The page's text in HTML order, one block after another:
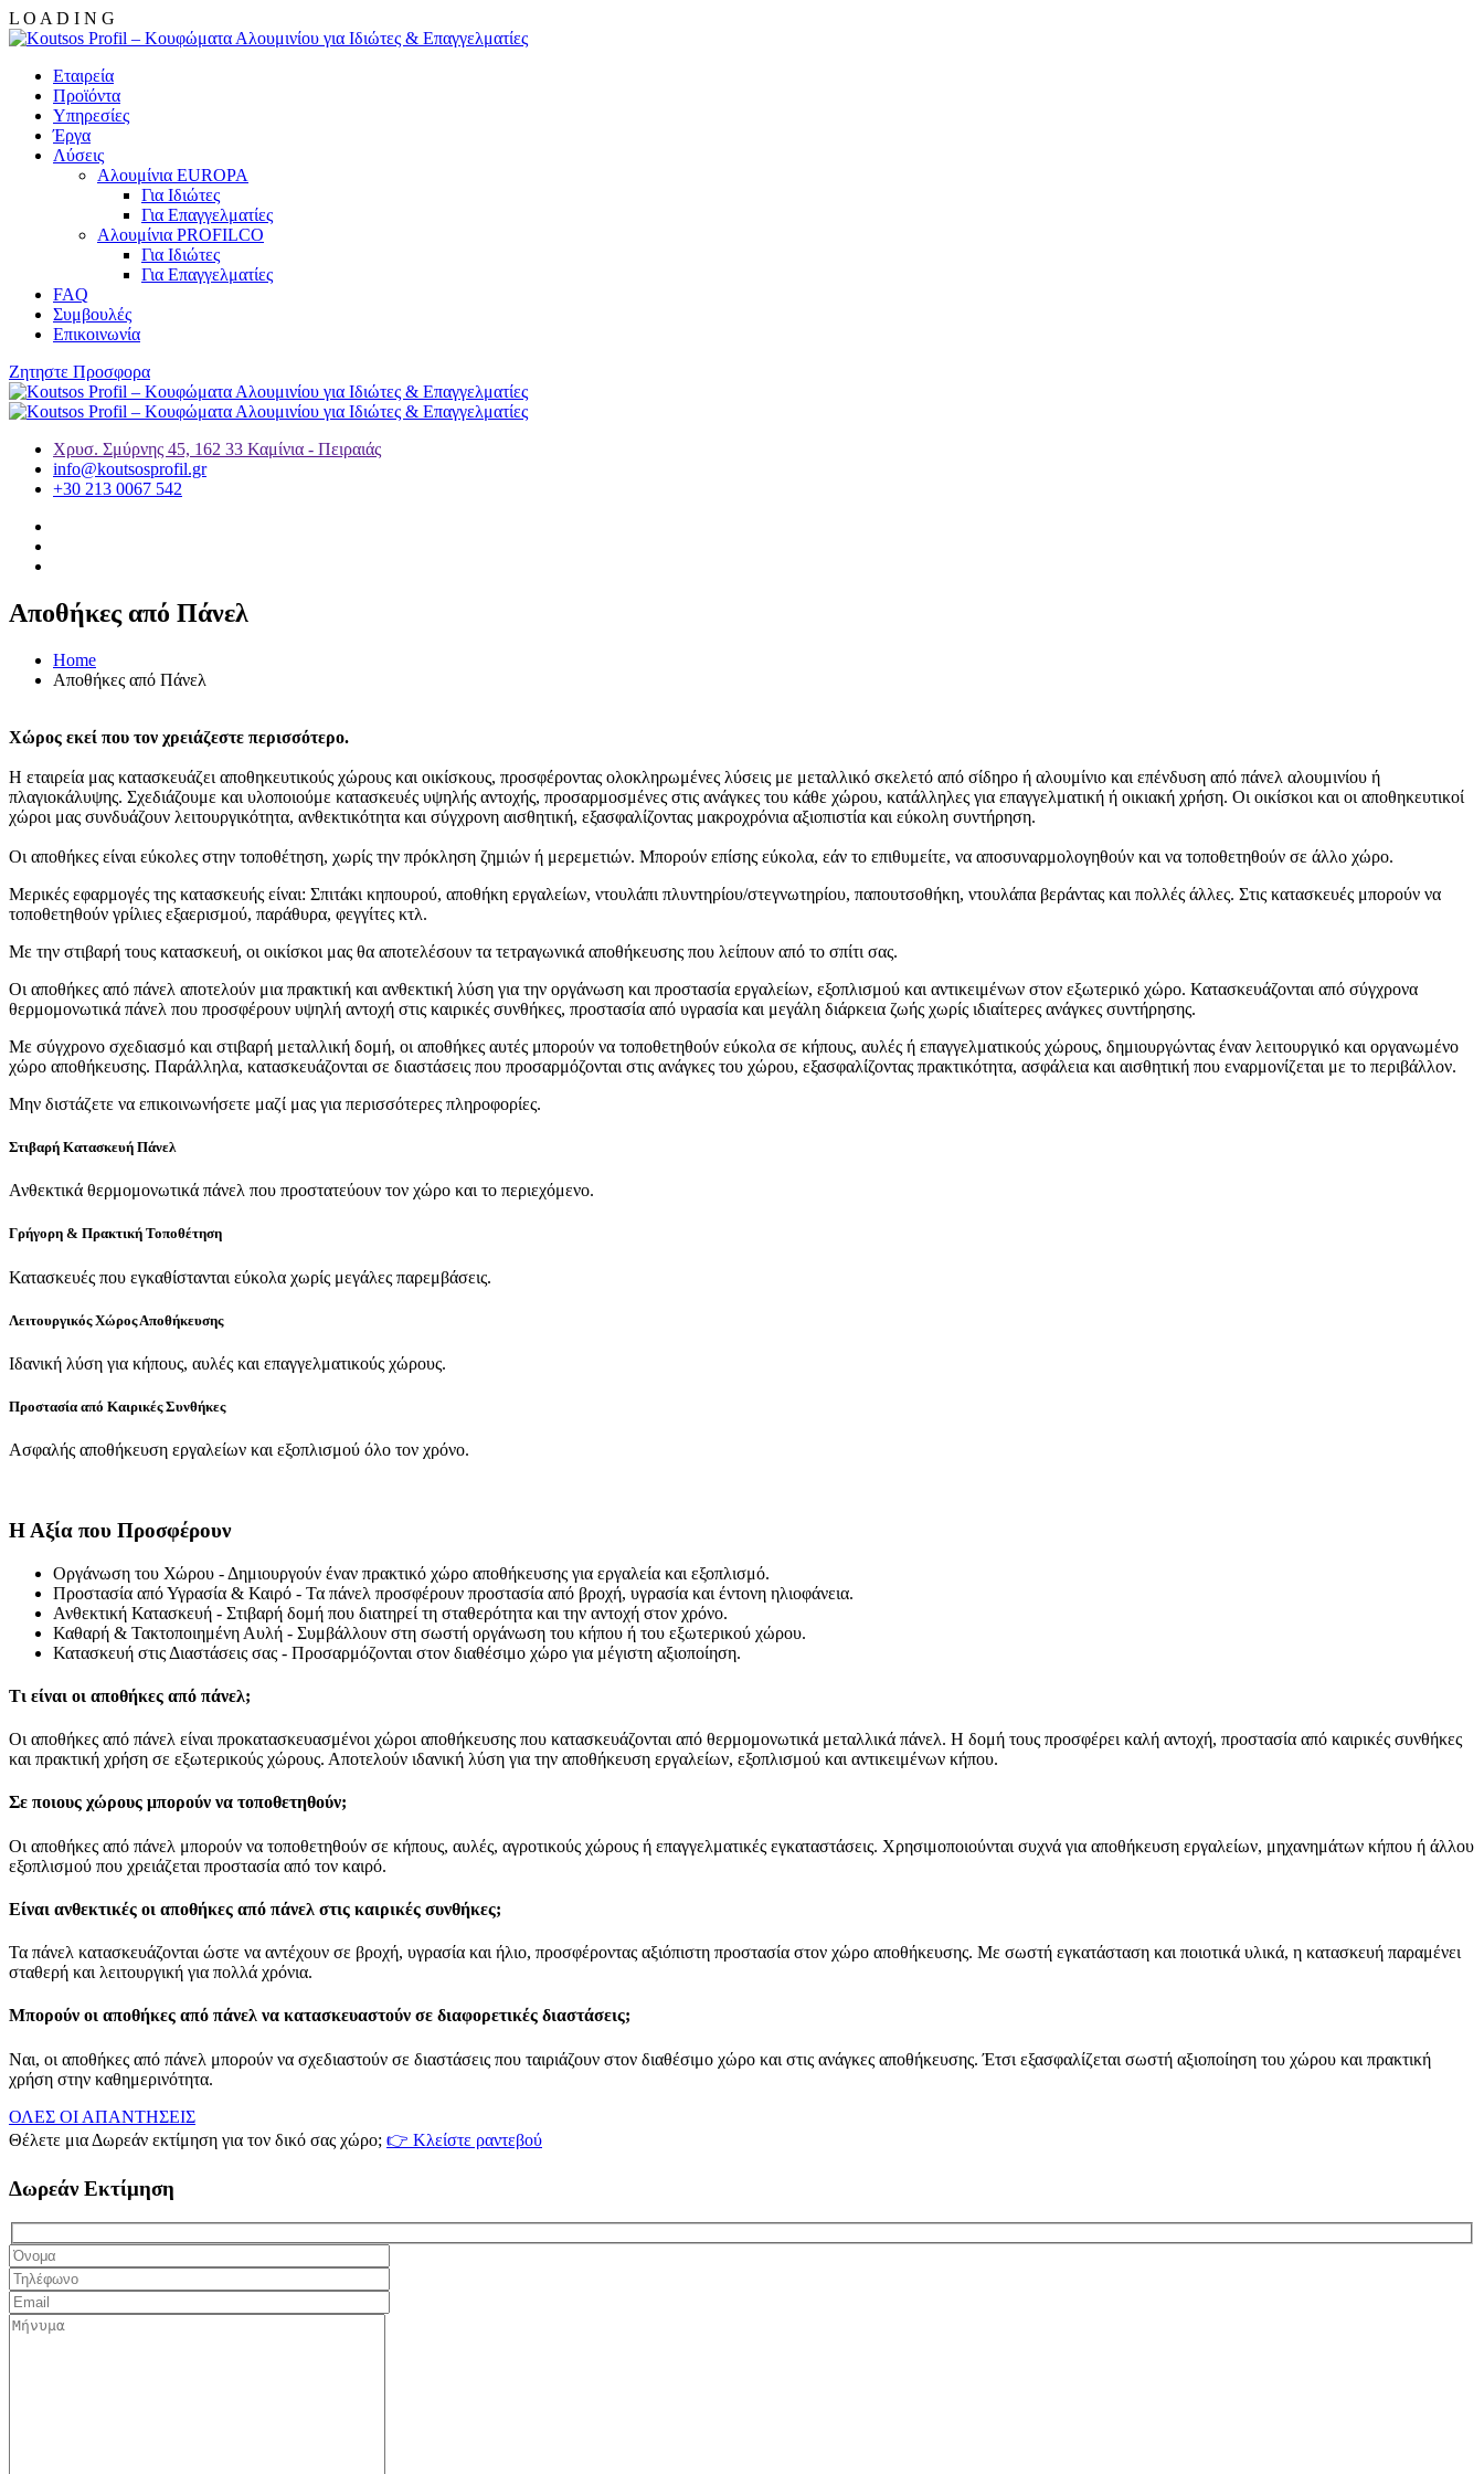
L O A D I N G
Εταιρεία
Προϊόντα
Υπηρεσίες
Έργα
Λύσεις
Αλουμίνια EUROPA
Για Ιδιώτες
Για Επαγγελματίες
Αλουμίνια PROFILCO
Για Ιδιώτες
Για Επαγγελματίες
FAQ
Συμβουλές
Επικοινωνία
Ζητηστε Προσφορα
Χρυσ. Σμύρνης 45, 162 33 Καμίνια - Πειραιάς
info@koutsosprofil.gr
+30 213 0067 542
Αποθήκες από Πάνελ
Home
Αποθήκες από Πάνελ
Χώρος εκεί που τον χρειάζεστε περισσότερο.
Η εταιρεία μας κατασκευάζει αποθηκευτικούς χώρους και οικίσκους, προσφέροντας ολοκληρωμένες λύσεις με μεταλλικό σκελετό από σίδηρο ή αλουμίνιο και επένδυση από πάνελ αλουμινίου ή
πλαγιοκάλυψης. Σχεδιάζουμε και υλοποιούμε κατασκευές υψηλής αντοχής, προσαρμοσμένες στις ανάγκες του κάθε χώρου, κατάλληλες για επαγγελματική ή οικιακή χρήση. Οι οικίσκοι και οι αποθηκευτικοί
χώροι μας συνδυάζουν λειτουργικότητα, ανθεκτικότητα και σύγχρονη αισθητική, εξασφαλίζοντας μακροχρόνια αξιοπιστία και εύκολη συντήρηση.
Οι αποθήκες είναι εύκολες στην τοποθέτηση, χωρίς την πρόκληση ζημιών ή μερεμετιών. Μπορούν επίσης εύκολα, εάν το επιθυμείτε, να αποσυναρμολογηθούν και να τοποθετηθούν σε άλλο χώρο.
Μερικές εφαρμογές της κατασκευής είναι: Σπιτάκι κηπουρού, αποθήκη εργαλείων, ντουλάπι πλυντηρίου/στεγνωτηρίου, παπουτσοθήκη, ντουλάπα βεράντας και πολλές άλλες. Στις κατασκευές μπορούν να
τοποθετηθούν γρίλιες εξαερισμού, παράθυρα, φεγγίτες κτλ.
Με την στιβαρή τους κατασκευή, οι οικίσκοι μας θα αποτελέσουν τα τετραγωνικά αποθήκευσης που λείπουν από το σπίτι σας.
Οι αποθήκες από πάνελ αποτελούν μια πρακτική και ανθεκτική λύση για την οργάνωση και προστασία εργαλείων, εξοπλισμού και αντικειμένων στον εξωτερικό χώρο. Κατασκευάζονται από σύγχρονα
θερμομονωτικά πάνελ που προσφέρουν υψηλή αντοχή στις καιρικές συνθήκες, προστασία από υγρασία και μεγάλη διάρκεια ζωής χωρίς ιδιαίτερες ανάγκες συντήρησης.
Με σύγχρονο σχεδιασμό και στιβαρή μεταλλική δομή, οι αποθήκες αυτές μπορούν να τοποθετηθούν εύκολα σε κήπους, αυλές ή επαγγελματικούς χώρους, δημιουργώντας έναν λειτουργικό και οργανωμένο
χώρο αποθήκευσης. Παράλληλα, κατασκευάζονται σε διαστάσεις που προσαρμόζονται στις ανάγκες του χώρου, εξασφαλίζοντας πρακτικότητα, ασφάλεια και αισθητική που εναρμονίζεται με το περιβάλλον.
Μην διστάζετε να επικοινωνήσετε μαζί μας για περισσότερες πληροφορίες.
Στιβαρή Κατασκευή Πάνελ
Ανθεκτικά θερμομονωτικά πάνελ που προστατεύουν τον χώρο και το περιεχόμενο.
Γρήγορη & Πρακτική Τοποθέτηση
Κατασκευές που εγκαθίστανται εύκολα χωρίς μεγάλες παρεμβάσεις.
Λειτουργικός Χώρος Αποθήκευσης
Ιδανική λύση για κήπους, αυλές και επαγγελματικούς χώρους.
Προστασία από Καιρικές Συνθήκες
Ασφαλής αποθήκευση εργαλείων και εξοπλισμού όλο τον χρόνο.
Η Αξία που Προσφέρουν
Οργάνωση του Χώρου - Δημιουργούν έναν πρακτικό χώρο αποθήκευσης για εργαλεία και εξοπλισμό.
Προστασία από Υγρασία & Καιρό - Τα πάνελ προσφέρουν προστασία από βροχή, υγρασία και έντονη ηλιοφάνεια.
Ανθεκτική Κατασκευή - Στιβαρή δομή που διατηρεί τη σταθερότητα και την αντοχή στον χρόνο.
Καθαρή & Τακτοποιημένη Αυλή - Συμβάλλουν στη σωστή οργάνωση του κήπου ή του εξωτερικού χώρου.
Κατασκευή στις Διαστάσεις σας - Προσαρμόζονται στον διαθέσιμο χώρο για μέγιστη αξιοποίηση.
Τι είναι οι αποθήκες από πάνελ;
Οι αποθήκες από πάνελ είναι προκατασκευασμένοι χώροι αποθήκευσης που κατασκευάζονται από θερμομονωτικά μεταλλικά πάνελ. Η δομή τους προσφέρει καλή αντοχή, προστασία από καιρικές συνθήκες
και πρακτική χρήση σε εξωτερικούς χώρους. Αποτελούν ιδανική λύση για την αποθήκευση εργαλείων, εξοπλισμού και αντικειμένων κήπου.
Σε ποιους χώρους μπορούν να τοποθετηθούν;
Οι αποθήκες από πάνελ μπορούν να τοποθετηθούν σε κήπους, αυλές, αγροτικούς χώρους ή επαγγελματικές εγκαταστάσεις. Χρησιμοποιούνται συχνά για αποθήκευση εργαλείων, μηχανημάτων κήπου ή άλλου
εξοπλισμού που χρειάζεται προστασία από τον καιρό.
Είναι ανθεκτικές οι αποθήκες από πάνελ στις καιρικές συνθήκες;
Τα πάνελ κατασκευάζονται ώστε να αντέχουν σε βροχή, υγρασία και ήλιο, προσφέροντας αξιόπιστη προστασία στον χώρο αποθήκευσης. Με σωστή εγκατάσταση και ποιοτικά υλικά, η κατασκευή παραμένει
σταθερή και λειτουργική για πολλά χρόνια.
Μπορούν οι αποθήκες από πάνελ να κατασκευαστούν σε διαφορετικές διαστάσεις;
Ναι, οι αποθήκες από πάνελ μπορούν να σχεδιαστούν σε διαστάσεις που ταιριάζουν στον διαθέσιμο χώρο και στις ανάγκες αποθήκευσης. Έτσι εξασφαλίζεται σωστή αξιοποίηση του χώρου και πρακτική
χρήση στην καθημερινότητα.
ΟΛΕΣ ΟΙ ΑΠΑΝΤΗΣΕΙΣ
Θέλετε μια Δωρεάν εκτίμηση για τον δικό σας χώρο; 👉 Κλείστε ραντεβού
Δωρεάν Εκτίμηση